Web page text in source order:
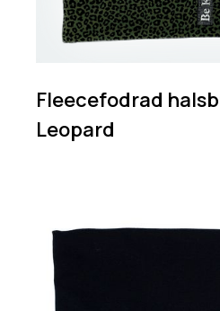
Fleecefodrad
Leopard